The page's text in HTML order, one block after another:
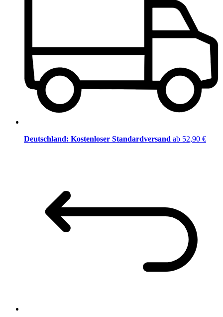
Deutschland: Kostenloser Standardversand ab 52,90 €